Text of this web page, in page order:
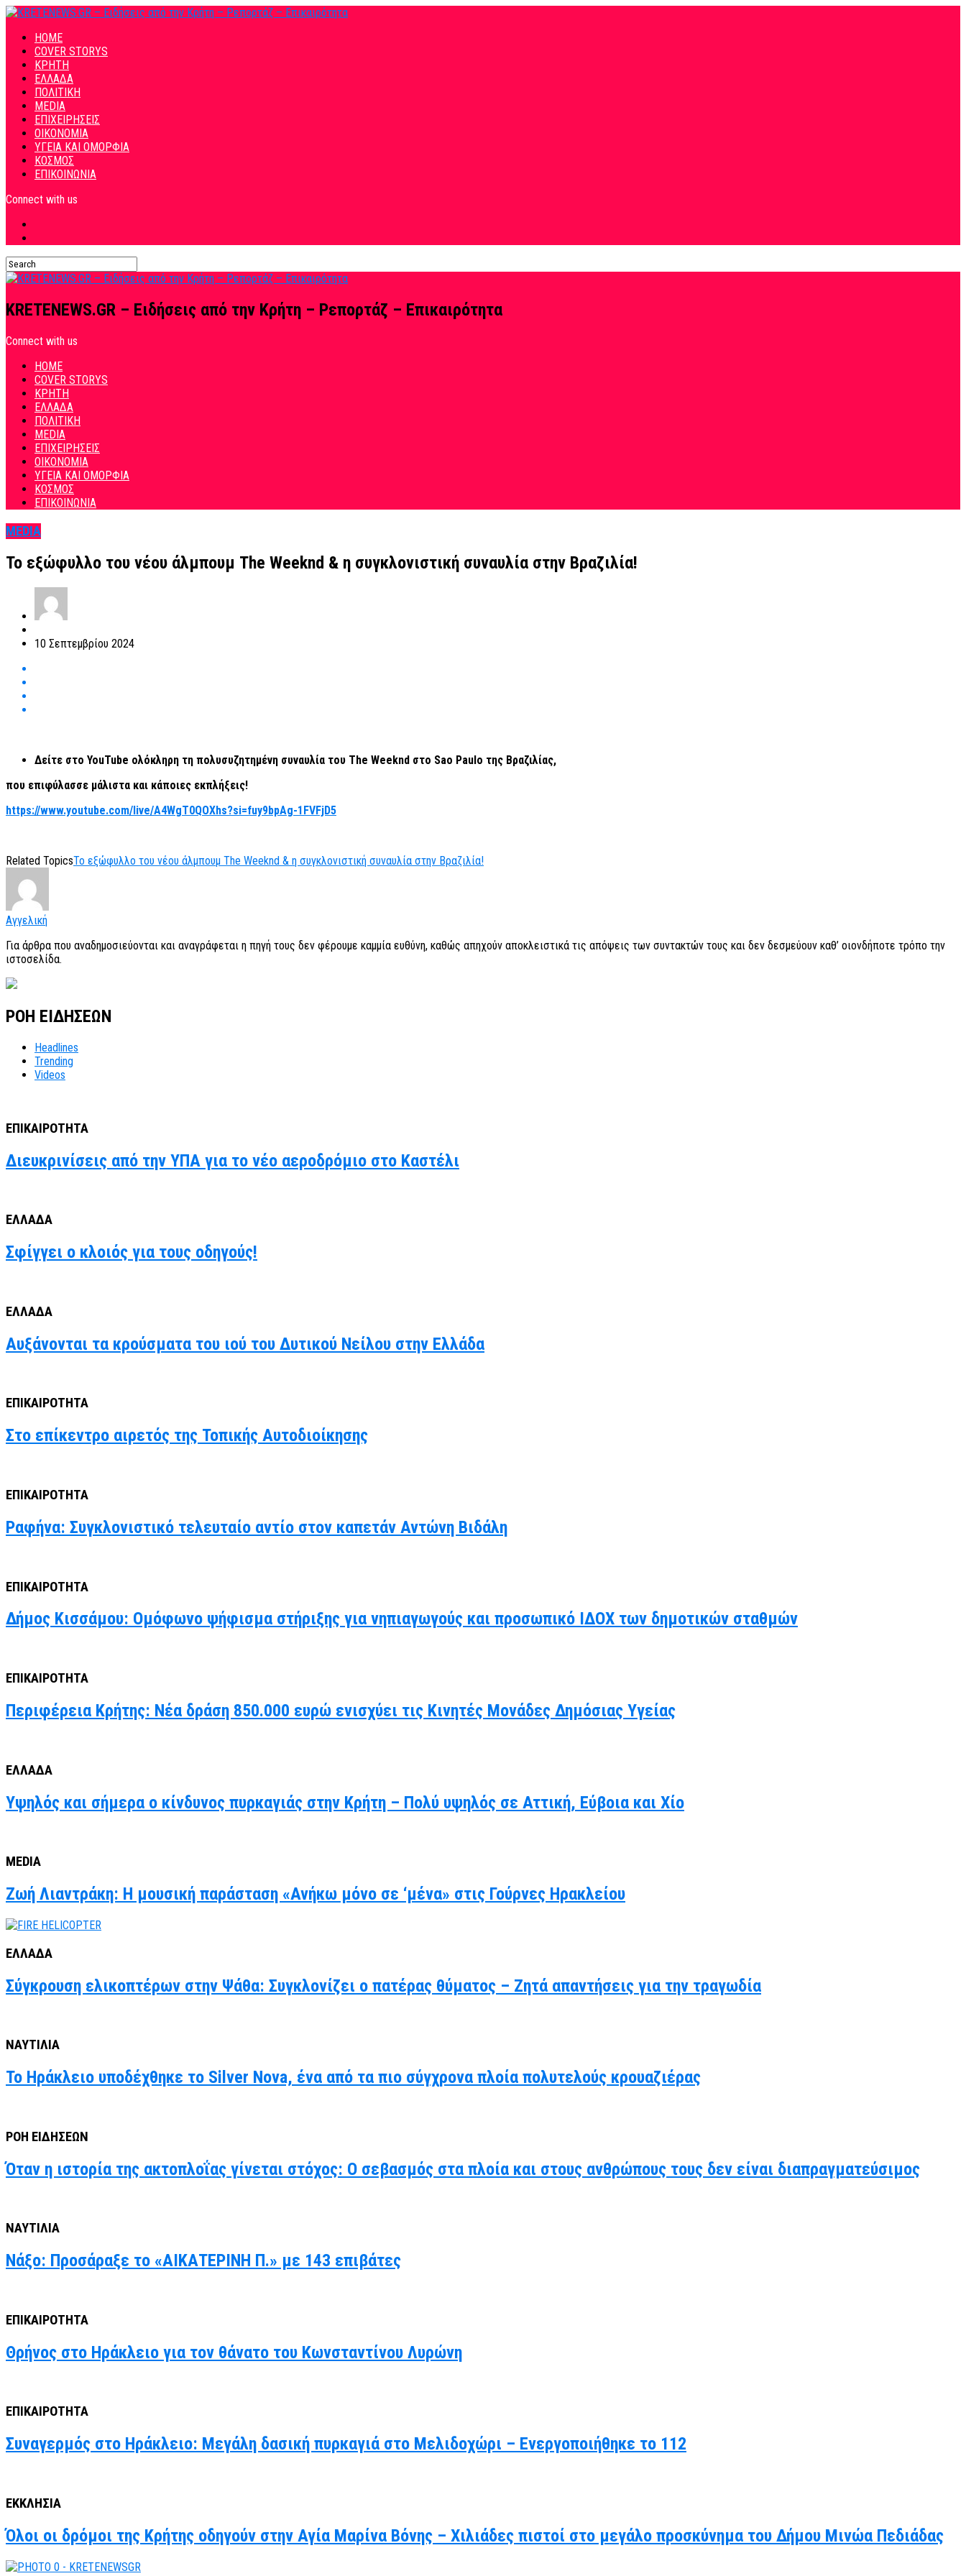
HOME
COVER STORYS
ΚΡΗΤΗ
ΕΛΛΑΔΑ
ΠΟΛΙΤΙΚΗ
MEDIA
ΕΠΙΧΕΙΡΗΣΕΙΣ
ΟΙΚΟΝΟΜΙΑ
ΥΓΕΙΑ ΚΑΙ ΟΜΟΡΦΙΑ
ΚΟΣΜΟΣ
ΕΠΙΚΟΙΝΩΝΙΑ
Connect with us
KRETENEWS.GR – Ειδήσεις από την Κρήτη – Ρεπορτάζ – Επικαιρότητα
Connect with us
HOME
COVER STORYS
ΚΡΗΤΗ
ΕΛΛΑΔΑ
ΠΟΛΙΤΙΚΗ
MEDIA
ΕΠΙΧΕΙΡΗΣΕΙΣ
ΟΙΚΟΝΟΜΙΑ
ΥΓΕΙΑ ΚΑΙ ΟΜΟΡΦΙΑ
ΚΟΣΜΟΣ
ΕΠΙΚΟΙΝΩΝΙΑ
MEDIA
Το εξώφυλλο του νέου άλμπουμ The Weeknd & η συγκλονιστική συναυλία στην Βραζιλία!
10 Σεπτεμβρίου 2024
Δείτε στο YouTube ολόκληρη τη πολυσυζητημένη συναυλία του The Weeknd στο Sao Paulo της Βραζιλίας,
που επιφύλασσε μάλιστα και κάποιες εκπλήξεις!
https://www.youtube.com/live/A4WgT0QOXhs?si=fuy9bpAg-1FVFjD5
Related TopicsΤο εξώφυλλο του νέου άλμπουμ The Weeknd & η συγκλονιστική συναυλία στην Βραζιλία!
Αγγελική
Για άρθρα που αναδημοσιεύονται και αναγράφεται η πηγή τους δεν φέρουμε καμμία ευθύνη, καθώς απηχούν αποκλειστικά τις απόψεις των συντακτών τους και δεν δεσμεύουν καθ’ οιονδήποτε τρόπο την
ιστοσελίδα.
ΡΟΗ ΕΙΔΗΣΕΩΝ
Headlines
Trending
Videos
ΕΠΙΚΑΙΡΟΤΗΤΑ
Διευκρινίσεις από την ΥΠΑ για το νέο αεροδρόμιο στο Καστέλι
ΕΛΛΑΔΑ
Σφίγγει ο κλοιός για τους οδηγούς!
ΕΛΛΑΔΑ
Αυξάνονται τα κρούσματα του ιού του Δυτικού Νείλου στην Ελλάδα
ΕΠΙΚΑΙΡΟΤΗΤΑ
Στο επίκεντρο αιρετός της Τοπικής Αυτοδιοίκησης
ΕΠΙΚΑΙΡΟΤΗΤΑ
Ραφήνα: Συγκλονιστικό τελευταίο αντίο στον καπετάν Αντώνη Βιδάλη
ΕΠΙΚΑΙΡΟΤΗΤΑ
Δήμος Κισσάμου: Ομόφωνο ψήφισμα στήριξης για νηπιαγωγούς και προσωπικό ΙΔΟΧ των δημοτικών σταθμών
ΕΠΙΚΑΙΡΟΤΗΤΑ
Περιφέρεια Κρήτης: Νέα δράση 850.000 ευρώ ενισχύει τις Κινητές Μονάδες Δημόσιας Υγείας
ΕΛΛΑΔΑ
Υψηλός και σήμερα ο κίνδυνος πυρκαγιάς στην Κρήτη – Πολύ υψηλός σε Αττική, Εύβοια και Χίο
MEDIA
Ζωή Λιαντράκη: Η μουσική παράσταση «Ανήκω μόνο σε ‘μένα» στις Γούρνες Ηρακλείου
ΕΛΛΑΔΑ
Σύγκρουση ελικοπτέρων στην Ψάθα: Συγκλονίζει ο πατέρας θύματος – Ζητά απαντήσεις για την τραγωδία
ΝΑΥΤΙΛΙΑ
Το Ηράκλειο υποδέχθηκε το Silver Nova, ένα από τα πιο σύγχρονα πλοία πολυτελούς κρουαζιέρας
ΡΟΗ ΕΙΔΗΣΕΩΝ
Όταν η ιστορία της ακτοπλοΐας γίνεται στόχος: Ο σεβασμός στα πλοία και στους ανθρώπους τους δεν είναι διαπραγματεύσιμος
ΝΑΥΤΙΛΙΑ
Νάξο: Προσάραξε το «ΑΙΚΑΤΕΡΙΝΗ Π.» με 143 επιβάτες
ΕΠΙΚΑΙΡΟΤΗΤΑ
Θρήνος στο Ηράκλειο για τον θάνατο του Κωνσταντίνου Λυρώνη
ΕΠΙΚΑΙΡΟΤΗΤΑ
Συναγερμός στο Ηράκλειο: Μεγάλη δασική πυρκαγιά στο Μελιδοχώρι – Ενεργοποιήθηκε το 112
ΕΚΚΛΗΣΙΑ
Όλοι οι δρόμοι της Κρήτης οδηγούν στην Αγία Μαρίνα Βόνης – Χιλιάδες πιστοί στο μεγάλο προσκύνημα του Δήμου Μινώα Πεδιάδας